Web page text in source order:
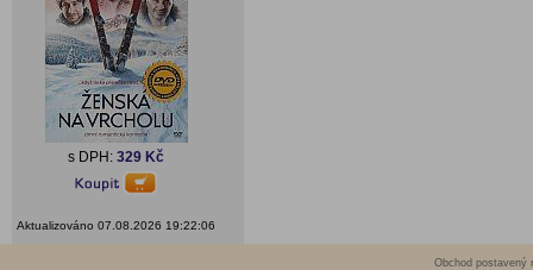
s DPH: 329 Kč
Aktualizováno 07.08.2026 19:22:06
Obchod postavený